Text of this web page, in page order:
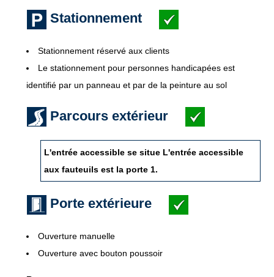
Stationnement
Stationnement réservé aux clients
Le stationnement pour personnes handicapées est
identifié par un panneau et par de la peinture au sol
Parcours extérieur
L'entrée accessible se situe L'entrée accessible
aux fauteuils est la porte 1.
Porte extérieure
Ouverture manuelle
Ouverture avec bouton poussoir